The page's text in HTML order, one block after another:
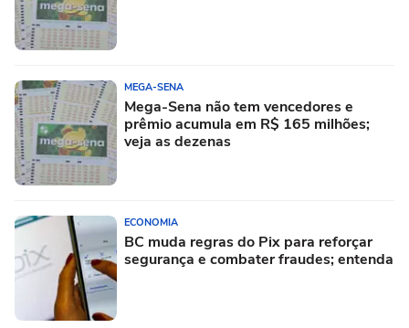
MEGA-SENA
Mega-Sena não tem vencedores e
prêmio acumula em R$ 165 milhões;
veja as dezenas
ECONOMIA
BC muda regras do Pix para reforçar
segurança e combater fraudes; entenda